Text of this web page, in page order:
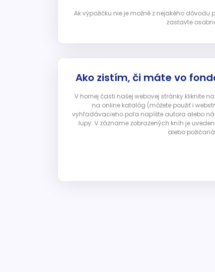
Ak výpožičku nie je možné z nejakého dôvodu
zastavte
Ako zistím, či máte vo
V hornej časti našej webovej stránky kliknite
na online katalóg (môžete použiť i
vyhľadávacieho poľa napíšte autora alebo
lupy. V zázname zobrazených kníh je
alebo